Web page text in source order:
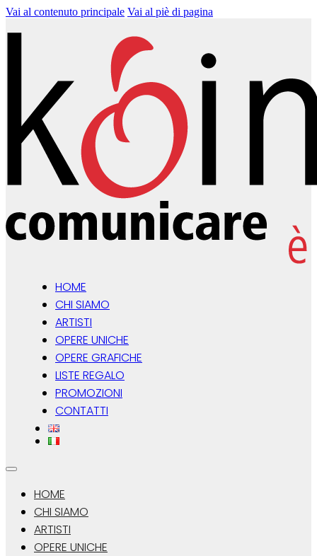
Vai al contenuto principale Vai al piè di pagina
HOME
CHI SIAMO
ARTISTI
OPERE UNICHE
OPERE GRAFICHE
LISTE REGALO
PROMOZIONI
CONTATTI
HOME
CHI SIAMO
ARTISTI
OPERE UNICHE